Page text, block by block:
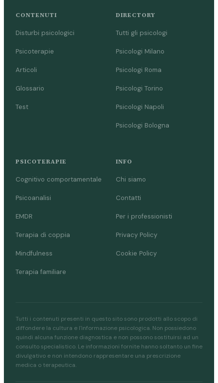
CONTENUTI
Disturbi psicologici
Psicoterapie
Articoli
Glossario
Test
DIRECTORY
Tutti gli psicologi
Psicologi Milano
Psicologi Roma
Psicologi Torino
Psicologi Napoli
Psicologi Bologna
PSICOTERAPIE
Cognitivo comportamentale
Psicoanalisi
EMDR
Terapia di coppia
Mindfulness
Terapia familiare
INFO
Chi siamo
Contatti
Per i professionisti
Privacy Policy
Cookie Policy
Tutti i contenuti presenti in questo sito sono prodotti allo scopo di
diffondere la cultura e l'informazione psicologica. Non possiedono
quindi alcuna funzione diagnostica e non possono sostituirsi ad un
consulto specialistico. Le informazioni fornite hanno soltanto un fine
divulgativo e non intendono rappresentare una prescrizione
medica o terapeutica.